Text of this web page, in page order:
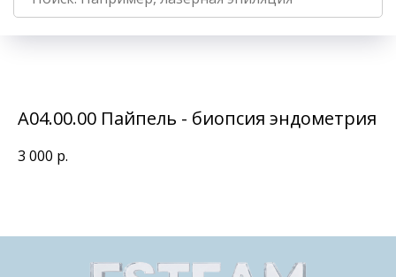
А04.00.00 Пайпель - биопсия эндометрия
3 000 р.